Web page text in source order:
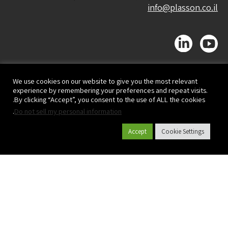
info@plasson.co.il
We use cookies on our website to give you the most relevant
experience by remembering your preferences and repeat visits.
By clicking “Accept”, you consent to the use of ALL the cookies.
Do not sell my personal information
.
Cookie Settings
Accept